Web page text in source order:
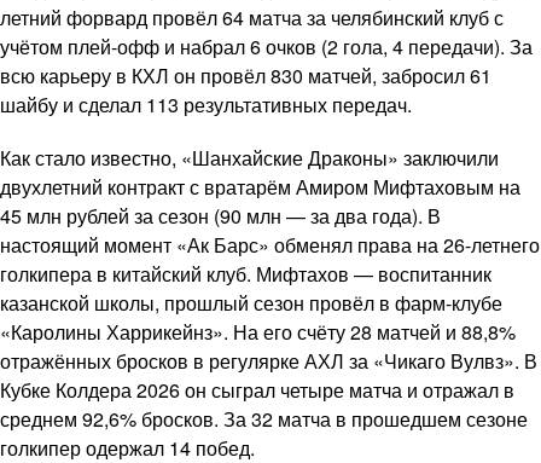
летний форвард провёл 64 матча за челябинский клуб с
учётом плей-офф и набрал 6 очков (2 гола, 4 передачи). За
всю карьеру в КХЛ он провёл 830 матчей, забросил 61
шайбу и сделал 113 результативных передач.
Как стало известно, «Шанхайские Драконы» заключили
двухлетний контракт с вратарём Амиром Мифтаховым на
45 млн рублей за сезон (90 млн — за два года). В
настоящий момент «Ак Барс» обменял права на 26-летнего
голкипера в китайский клуб. Мифтахов — воспитанник
казанской школы, прошлый сезон провёл в фарм-клубе
«Каролины Харрикейнз». На его счёту 28 матчей и 88,8%
отражённых бросков в регулярке АХЛ за «Чикаго Вулвз». В
Кубке Колдера 2026 он сыграл четыре матча и отражал в
среднем 92,6% бросков. За 32 матча в прошедшем сезоне
голкипер одержал 14 побед.